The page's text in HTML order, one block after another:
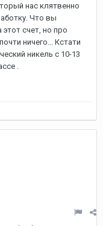
нас клятвенно
Что вы
счет, но про
ничего... Кстати
никель с 10-13
.